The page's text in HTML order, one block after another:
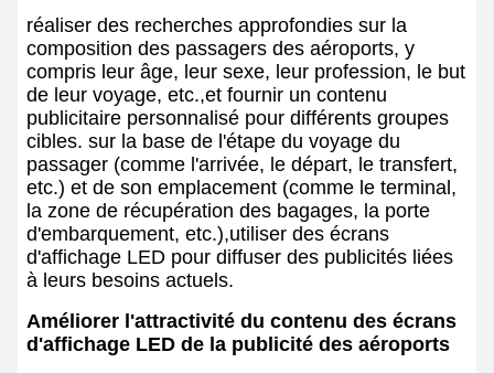
réaliser des recherches approfondies sur la
composition des passagers des aéroports, y
compris leur âge, leur sexe, leur profession, le but
de leur voyage, etc.,et fournir un contenu
publicitaire personnalisé pour différents groupes
cibles. sur la base de l'étape du voyage du
passager (comme l'arrivée, le départ, le transfert,
etc.) et de son emplacement (comme le terminal,
la zone de récupération des bagages, la porte
d'embarquement, etc.),utiliser des écrans
d'affichage LED pour diffuser des publicités liées
à leurs besoins actuels.
Améliorer l'attractivité du contenu des écrans
d'affichage LED de la publicité des aéroports